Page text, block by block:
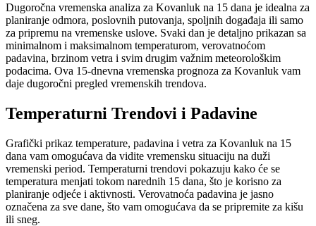
Dugoročna vremenska analiza za Kovanluk na 15 dana je idealna za
planiranje odmora, poslovnih putovanja, spoljnih događaja ili samo
za pripremu na vremenske uslove. Svaki dan je detaljno prikazan sa
minimalnom i maksimalnom temperaturom, verovatnoćom
padavina, brzinom vetra i svim drugim važnim meteorološkim
podacima. Ova 15-dnevna vremenska prognoza za Kovanluk vam
daje dugoročni pregled vremenskih trendova.
Temperaturni Trendovi i Padavine
Grafički prikaz temperature, padavina i vetra za Kovanluk na 15
dana vam omogućava da vidite vremensku situaciju na duži
vremenski period. Temperaturni trendovi pokazuju kako će se
temperatura menjati tokom narednih 15 dana, što je korisno za
planiranje odjeće i aktivnosti. Verovatnoća padavina je jasno
označena za sve dane, što vam omogućava da se pripremite za kišu
ili sneg.